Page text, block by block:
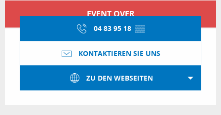
Öffnungszeiten & Kontaktdaten
EVENT OVER
04 83 95 18 ▒▒
KONTAKTIEREN SIE UNS
ZU DEN WEBSEITEN